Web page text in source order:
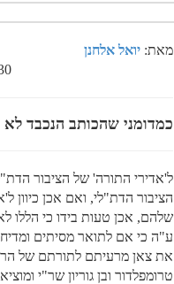
מאת: יואל אלחנן
2025
כמדומני שהכותב הנכבד לא
ל'אדירי התורה' של הציבור
הציבור הדת"לי, ואם אכן כיוון
שלהם, אכן טעות בידו כי הללו
ע"ה כי אם לתואר מסיתים
את צאן מרעיתם לתורתם של
טרומפלדור ובן גוריון שר"י